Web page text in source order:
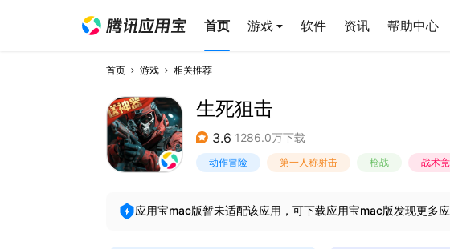
首页 游戏 软件 资讯 帮助中心
首页 游戏 相关推荐
生死狙击
3.6 1286.0万下载
动作冒险 第一人称射击 枪战 战术
应用宝mac版暂未适配该应用，可下载应用宝mac版发现更多